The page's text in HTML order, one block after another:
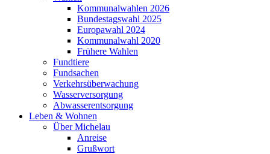
Kommunalwahlen 2026
Bundestagswahl 2025
Europawahl 2024
Kommunalwahl 2020
Frühere Wahlen
Fundtiere
Fundsachen
Verkehrsüberwachung
Wasserversorgung
Abwasserentsorgung
Leben & Wohnen
Über Michelau
Anreise
Grußwort